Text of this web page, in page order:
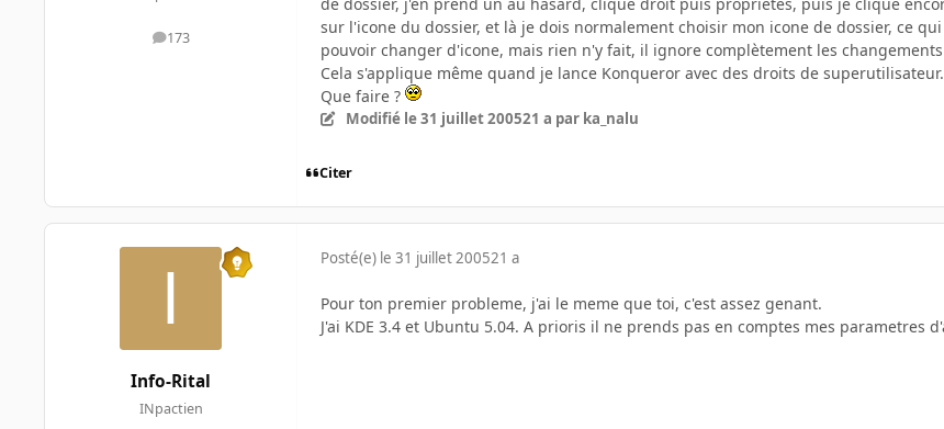
173
messages
sur l'icone du dossier, et là je dois normalement choisir mon icone de dossier, ce
pouvoir changer d'icone, mais rien n'y fait, il ignore complètement les
Cela s'applique même quand je lance Konqueror avec des droits de superutilisateur.
Que faire ?
Modifié le 31 juillet 200521 a par ka_nalu
Citer
Info-Rital
INpactien
Posté(e) le 31 juillet 200521 a
Pour ton premier probleme, j'ai le meme que toi, c'est assez genant.
J'ai KDE 3.4 et Ubuntu 5.04. A prioris il ne prends pas en comptes mes parametres